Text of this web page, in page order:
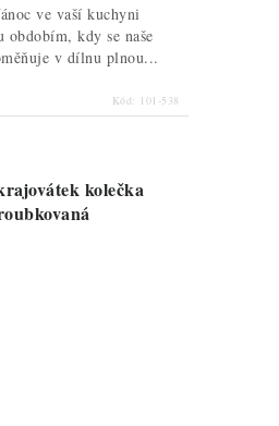
ve vaší kuchyni
obdobím, kdy se naše
v dílnu plnou...
Kód: 101-538
kolečka